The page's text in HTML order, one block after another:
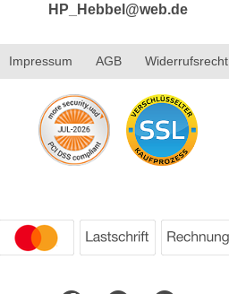
HP_Hebbel@web.de
Impressum AGB Widerrufsrecht